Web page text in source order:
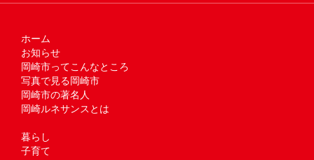
ホーム
お知らせ
岡崎市ってこんなところ
写真で見る岡崎市
岡崎市の著名人
岡崎ルネサンスとは
暮らし
子育て